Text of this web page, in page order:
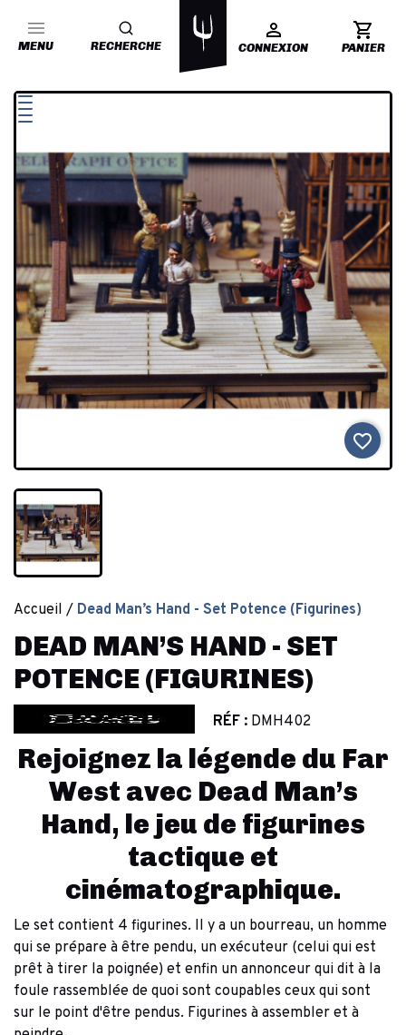
MENU RECHERCHE CONNEXION PANIER
favorite_border
Accueil Dead Man’s Hand - Set Potence (Figurines)
DEAD MAN’S HAND - SET
POTENCE (FIGURINES)
RÉF : DMH402
Rejoignez la légende du Far
West avec Dead Man’s
Hand, le jeu de figurines
tactique et
cinématographique.
Le set contient 4 figurines. Il y a un bourreau, un homme
qui se prépare à être pendu, un exécuteur (celui qui est
prêt à tirer la poignée) et enfin un annonceur qui dit à la
foule rassemblée de quoi sont coupables ceux qui sont
sur le point d'être pendus. Figurines à assembler et à